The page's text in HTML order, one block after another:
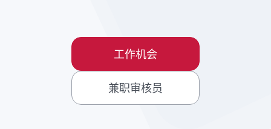
工作机会
兼职审核员